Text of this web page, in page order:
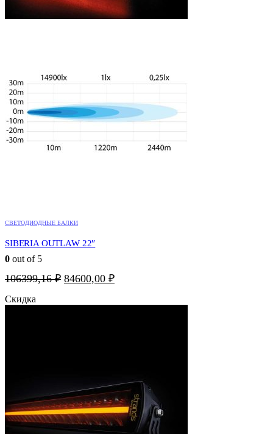
СВЕТОДИОДНЫЕ БАЛКИ
SIBERIA OUTLAW 22″
0 out of 5
106399,16₽ Первоначальная
84600,00 ₽Текущая
84600,00 ₽.
Скидка